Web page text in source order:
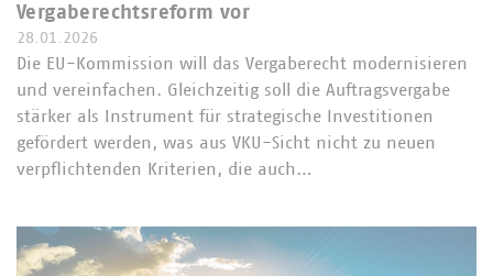
Vergaberechtsreform vor
28.01.2026
Die EU-Kommission will das Vergaberecht modernisieren
und vereinfachen. Gleichzeitig soll die Auftragsvergabe
stärker als Instrument für strategische Investitionen
gefördert werden, was aus VKU-Sicht nicht zu neuen
verpflichtenden Kriterien, die auch…